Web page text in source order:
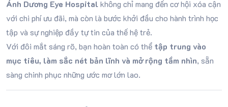
Ánh Dương Eye Hospitalkhông chỉ mang đến cơ hội xóa cận
với chi phí ưu đãi, mà còn là bước khởi đầu cho hành trình học
tập và sự nghiệp đầy tự tin của thế hệ trẻ.
Với đôi mắt sáng rõ, bạn hoàn toàn có thể tập trung vào
mục tiêu, làm sắc nét bản lĩnh và mở rộng tầm nhìn, sẵn
sàng chinh phục những ước mơ lớn lao.